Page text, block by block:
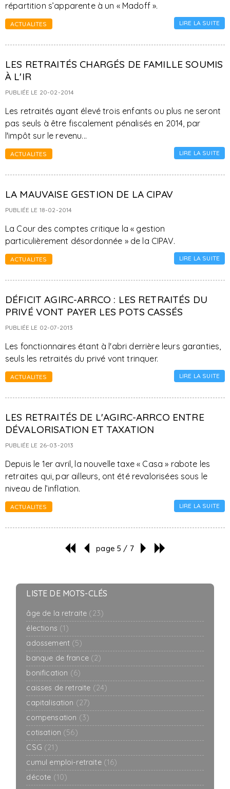
répartition s’apparente à un « Madoff ».
ACTUALITES LIRE LA SUITE
LES RETRAITÉS CHARGÉS DE FAMILLE SOUMIS
À L'IR
PUBLIÉE LE 20-02-2014
Les retraités ayant élevé trois enfants ou plus ne seront
pas seuls à être fiscalement pénalisés en 2014, par
l'impôt sur le revenu...
ACTUALITES LIRE LA SUITE
LA MAUVAISE GESTION DE LA CIPAV
PUBLIÉE LE 18-02-2014
La Cour des comptes critique la « gestion
particulièrement désordonnée » de la CIPAV.
ACTUALITES LIRE LA SUITE
DÉFICIT AGIRC-ARRCO : LES RETRAITÉS DU
PRIVÉ VONT PAYER LES POTS CASSÉS
PUBLIÉE LE 02-07-2013
Les fonctionnaires étant à l'abri derrière leurs garanties,
seuls les retraités du privé vont trinquer.
ACTUALITES LIRE LA SUITE
LES RETRAITÉS DE L'AGIRC-ARRCO ENTRE
DÉVALORISATION ET TAXATION
PUBLIÉE LE 26-03-2013
Depuis le 1er avril, la nouvelle taxe « Casa » rabote les
retraites qui, par ailleurs, ont été revalorisées sous le
niveau de l’inflation.
ACTUALITES LIRE LA SUITE
page 5 / 7
LISTE DE MOTS-CLÉS
âge de la retraite (23)
élections (1)
adossement (5)
banque de france (2)
bonification (6)
caisses de retraite (24)
capitalisation (27)
compensation (3)
cotisation (56)
CSG (21)
cumul emploi-retraite (16)
décote (10)